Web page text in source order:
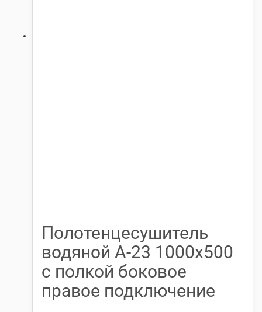
Полотенцесушитель
водяной А-23 1000х500
с полкой боковое
правое подключение